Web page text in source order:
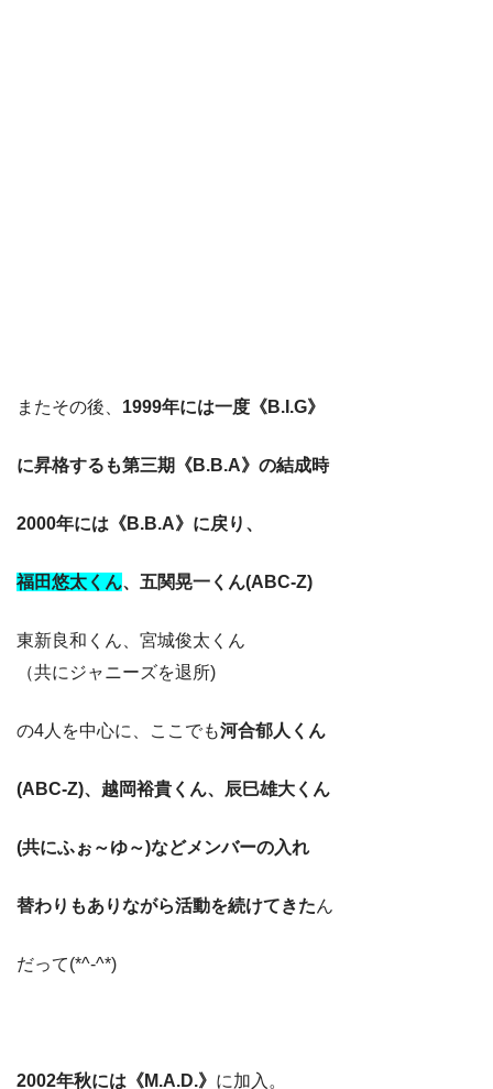
またその後、 1999年には一度《B.I.G》
に昇格するも第三期《B.B.A》の結成時
2000年には《B.B.A》に戻り、
福田悠太くん、五関晃一くん(ABC-Z)
東新良和くん、宮城俊太くん
（共にジャニーズを退所)
の4人を中心に、ここでも河合郁人くん
(ABC-Z)、越岡裕貴くん、辰巳雄大くん
(共にふぉ～ゆ～)などメンバーの入れ
替わりもありながら活動を続けてきたん
だって(*^-^*)
2002年秋には《M.A.D.》 に加入。